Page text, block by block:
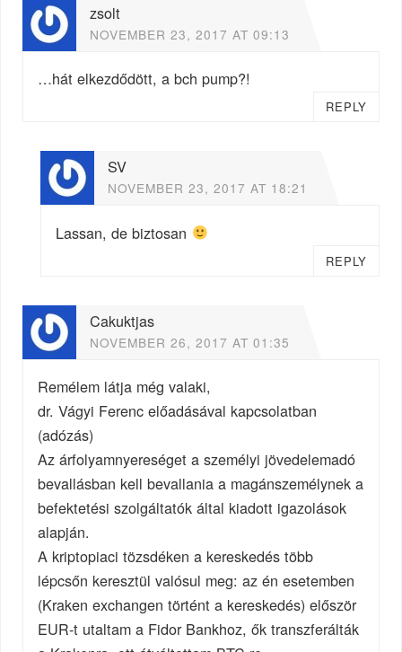
zsolt
NOVEMBER 23, 2017 AT 09:13
…hát elkezdődött, a bch pump?!
REPLY
SV
NOVEMBER 23, 2017 AT 18:21
Lassan, de biztosan
REPLY
Cakuktjas
NOVEMBER 26, 2017 AT 01:35
Remélem látja még valaki,
dr. Vágyi Ferenc előadásával kapcsolatban
(adózás)
Az árfolyamnyereséget a személyi jövedelemadó
bevallásban kell bevallania a magánszemélynek a
befektetési szolgáltatók által kiadott igazolások
alapján.
A kriptopiaci tözsdéken a kereskedés több
lépcsőn keresztül valósul meg: az én esetemben
(Kraken exchangen történt a kereskedés) először
EUR-t utaltam a Fidor Bankhoz, ők transzferálták